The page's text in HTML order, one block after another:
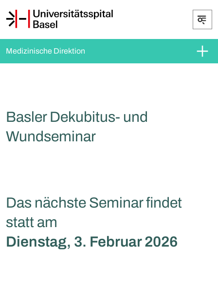
Medizinische Direktion
Basler Dekubitus- und
Wundseminar
Das nächste Seminar findet
statt am
Dienstag, 3. Februar 2026